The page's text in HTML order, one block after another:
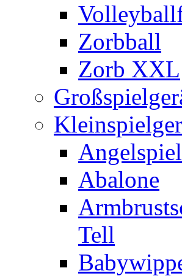
Zorbball
Zorb XXL
Angelspiel
Abalone
Tell